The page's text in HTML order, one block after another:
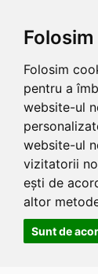
Folosim
pentru a
website-ul
website-ul
vizitatorii
ești de
altor
Sunt de